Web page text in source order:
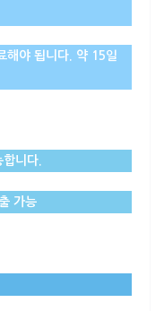
해야 됩니다 . 약 15일
니다.
가능